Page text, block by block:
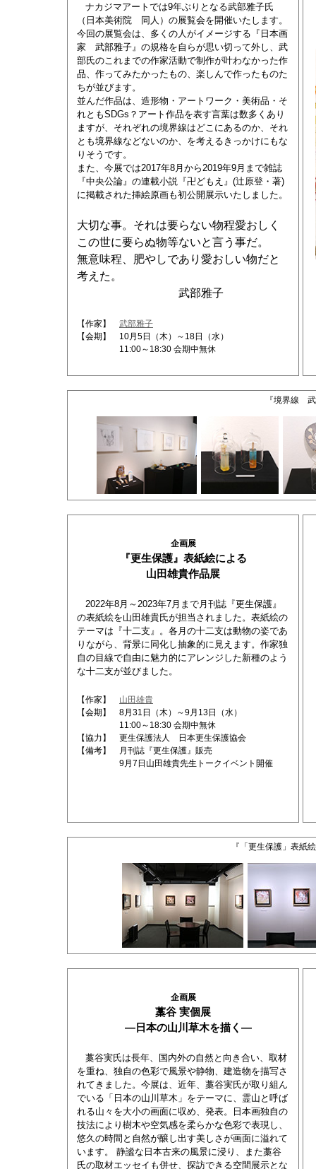
ナカジマアートでは9年ぶりとなる武部雅子氏
（日本美術院 同人）の展覧会を開催いたします。
今回の展覧会は、多くの人がイメージする『日本画
家 武部雅子』の規格を自らが思い切って外し、武
部氏のこれまでの作家活動で制作が叶わなかった作
品、作ってみたかったもの、楽しんで作ったものた
ちが並びます。
並んだ作品は、造形物・アートワーク・美術品・そ
れともSDGs？アート作品を表す言葉は数多くあり
ますが、それぞれの境界線はどこにあるのか、それ
とも境界線などないのか、を考えるきっかけにもな
りそうです。
また、今展では2017年8月から2019年9月まで雑誌
『中央公論』の連載小説『卍どもえ』(辻原登・著)
に掲載された挿絵原画も初公開展示いたしました。
大切な事。それは要らない物程愛おしく
この世に要らぬ物等ないと言う事だ。
無意味程、肥やしであり愛おしい物だと
考えた。
武部雅子
【作家】 武部雅子
【会期】 10月5日（木）～18日（水）
11:00～18:30 会期中無休
『境界線
企画展
『更生保護』表紙絵による
山田雄貴作品展
2022年8月～2023年7月まで月刊誌『更生保護』
の表紙絵を山田雄貴氏が担当されました。表紙絵の
テーマは『十二支』。各月の十二支は動物の姿であ
りながら、背景に同化し抽象的に見えます。作家独
自の目線で自由に魅力的にアレンジした新種のよう
な十二支が並びました。
【作家】 山田雄貴
【会期】 8月31日（木）～9月13日（水）
11:00～18:30 会期中無休
【協力】 更生保護法人 日本更生保護協会
【備考】 月刊誌『更生保護』販売
9月7日山田雄貴先生トークイベント開催
『「更生保護」表紙
企画展
藁谷 実個展
―日本の山川草木を描く―
藁谷実氏は長年、国内外の自然と向き合い、取材
を重ね、独自の色彩で風景や静物、建造物を描写さ
れてきました。今展は、近年、藁谷実氏が取り組ん
でいる「日本の山川草木」をテーマに、霊山と呼ば
れる山々を大小の画面に収め、発表。日本画独自の
技法により樹木や空気感を柔らかな色彩で表現し、
悠久の時間と自然が醸し出す美しさが画面に溢れて
います。 静謐な日本古来の風景に浸り、また藁谷
氏の取材エッセイも併せ、探訪できる空間展示とな